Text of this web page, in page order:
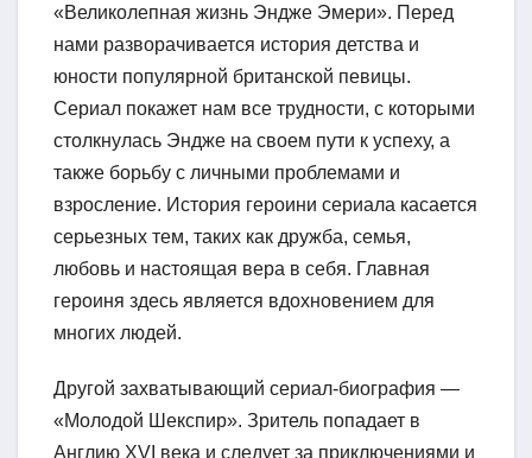
«Великолепная жизнь Эндже Эмери». Перед
нами разворачивается история детства и
юности популярной британской певицы.
Сериал покажет нам все трудности, с которыми
столкнулась Эндже на своем пути к успеху, а
также борьбу с личными проблемами и
взросление. История героини сериала касается
серьезных тем, таких как дружба, семья,
любовь и настоящая вера в себя. Главная
героиня здесь является вдохновением для
многих людей.
Другой захватывающий сериал-биография —
«Молодой Шекспир». Зритель попадает в
Англию XVI века и следует за приключениями и